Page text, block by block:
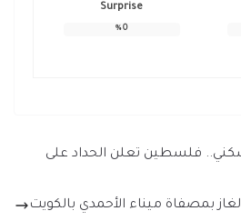
Surprise
0
%
حريق سكني.. فلسطين تعلن الحداد على
بمصفاة ميناء الأحمدي بالكويت